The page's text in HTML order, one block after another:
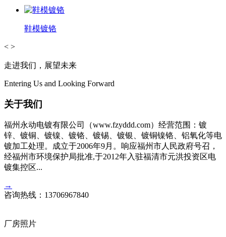
鞋模镀铬
< >
走进我们，展望未来
Entering Us and Looking Forward
关于我们
福州永动电镀有限公司（www.fzyddd.com）经营范围：镀
锌、镀铜、镀镍、镀铬、镀锡、镀银、镀铜镍铬、铝氧化等电
镀加工处理。成立于2006年9月。响应福州市人民政府号召，
经福州市环境保护局批准,于2012年入驻福清市元洪投资区电
镀集控区...
→
咨询热线： 13706967840
厂房照片